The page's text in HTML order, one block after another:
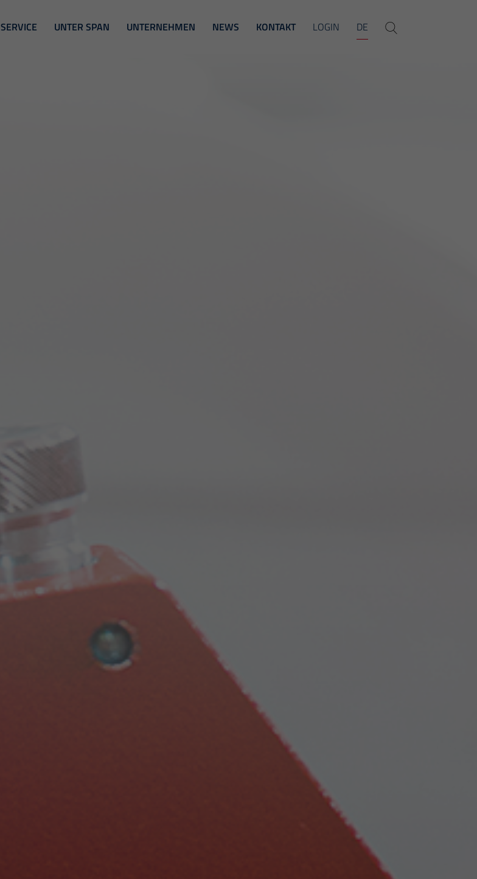
SERVICE UNTER SPAN UNTERNEHMEN NEWS KONTAKT LOGIN DE